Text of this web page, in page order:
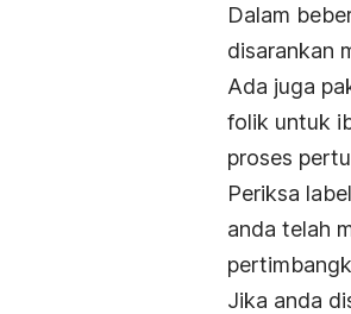
Dalam
disarankan
Ada juga
folik untuk
proses
Periksa
anda telah
Jika anda